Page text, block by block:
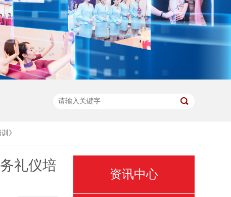
》
礼仪培
资讯中心